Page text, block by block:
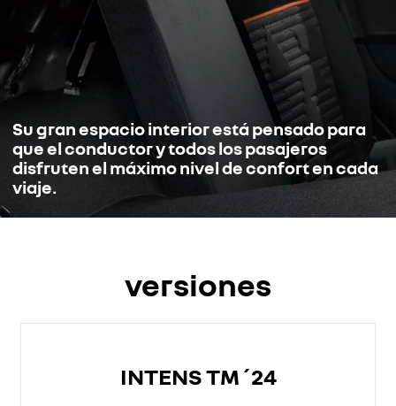
Su gran espacio interior está pensado para
que el conductor y todos los pasajeros
disfruten el máximo nivel de confort en cada
viaje.
versiones
INTENS TM´24